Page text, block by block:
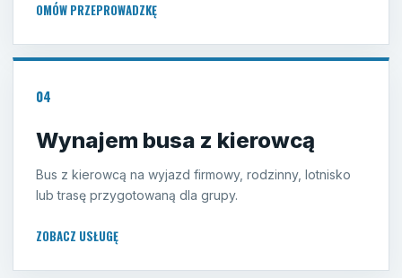
OMÓW PRZEPROWADZKĘ
04
Wynajem busa z kierowcą
Bus z kierowcą na wyjazd firmowy, rodzinny, lotnisko
lub trasę przygotowaną dla grupy.
ZOBACZ USŁUGĘ